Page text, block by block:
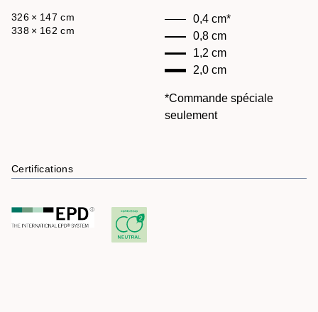
326 × 147 cm
338 × 162 cm
0,4 cm*
0,8 cm
1,2 cm
2,0 cm
*Commande spéciale
seulement
Certifications